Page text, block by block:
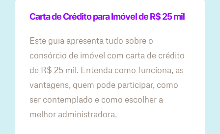
Carta de Crédito para Imóvel de R$ 25 mil
Este guia apresenta tudo sobre o
consórcio de imóvel com carta de crédito
de R$ 25 mil. Entenda como funciona, as
vantagens, quem pode participar, como
ser contemplado e como escolher a
melhor administradora.